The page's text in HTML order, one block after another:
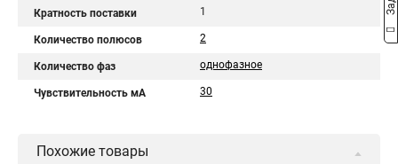
Кратность поставки 1
Количество полюсов 2
Количество фаз однофазное
Чувствительность мА 30
Похожие товары